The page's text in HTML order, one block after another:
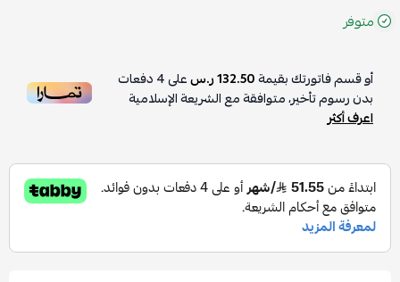
متوفر
أو قسم فاتورتك بقيمة132.50 ر.س على4دفعات
بدون رسوم تأخير، متوافقة مع الشريعة الإسلامية
اعرف أكثر